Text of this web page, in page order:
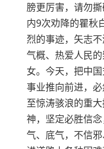
膀更厉害，请勿
内9次劝降的瞿秋
烈的事迹，矢志
气概、热爱人民
女。今天，把中
事业推向前进，
至惊涛骇浪的重
神，坚定必胜信
气、底气，不信